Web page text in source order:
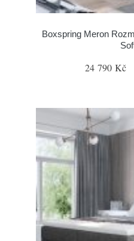
Boxspring Meron
24 790 Kč